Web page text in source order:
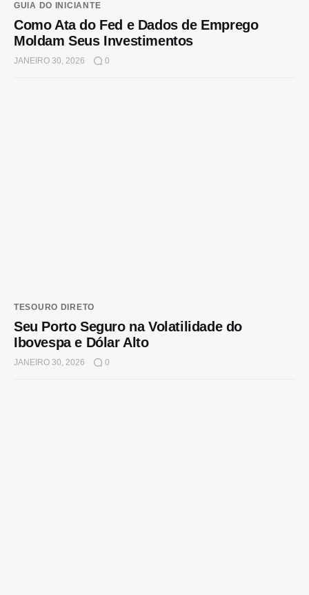
GUIA DO INICIANTE
Como Ata do Fed e Dados de Emprego
Moldam Seus Investimentos
JANEIRO 30, 2026 0
TESOURO DIRETO
Seu Porto Seguro na Volatilidade do
Ibovespa e Dólar Alto
JANEIRO 30, 2026 0